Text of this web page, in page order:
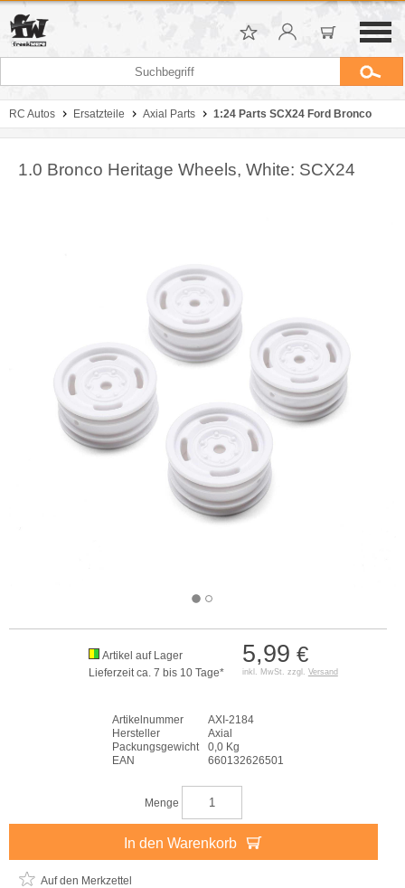
RC Autos Ersatzteile Axial Parts 1:24 Parts SCX24 Ford Bronco
1.0 Bronco Heritage Wheels, White: SCX24
5,99 €
inkl. MwSt. zzgl. Versand
Artikel auf Lager
Lieferzeit ca. 7 bis 10 Tage*
Artikelnummer
AXI-2184
Hersteller
Axial
Packungsgewicht
0,0 Kg
EAN
660132626501
Menge
In den Warenkorb
Auf den Merkzettel